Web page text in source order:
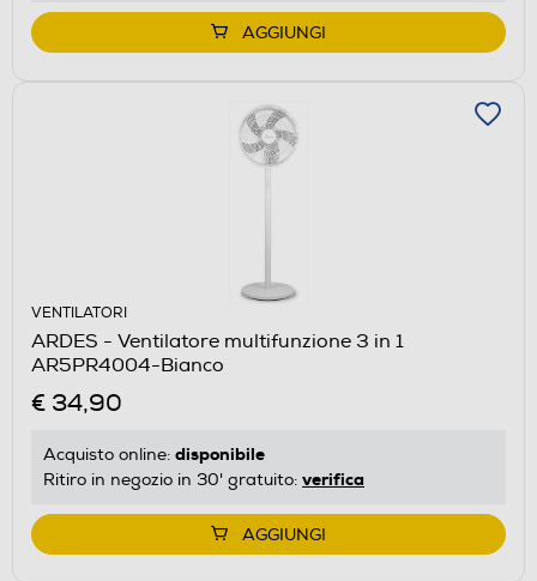
AGGIUNGI
VENTILATORI
ARDES - Ventilatore multifunzione 3 in 1
AR5PR4004-Bianco
€ 34,90
Acquisto online: disponibile
Ritiro in negozio in 30' gratuito: verifica
AGGIUNGI